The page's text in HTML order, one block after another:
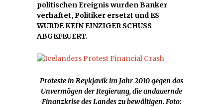
politischen Ereignis wurden Banker
verhaftet, Politiker ersetzt und ES
WURDE KEIN EINZIGER SCHUSS
ABGEFEUERT.
Proteste in Reykjavik im Jahr 2010 gegen das
Unvermögen der Regierung, die andauernde
Finanzkrise des Landes zu bewältigen. Foto: